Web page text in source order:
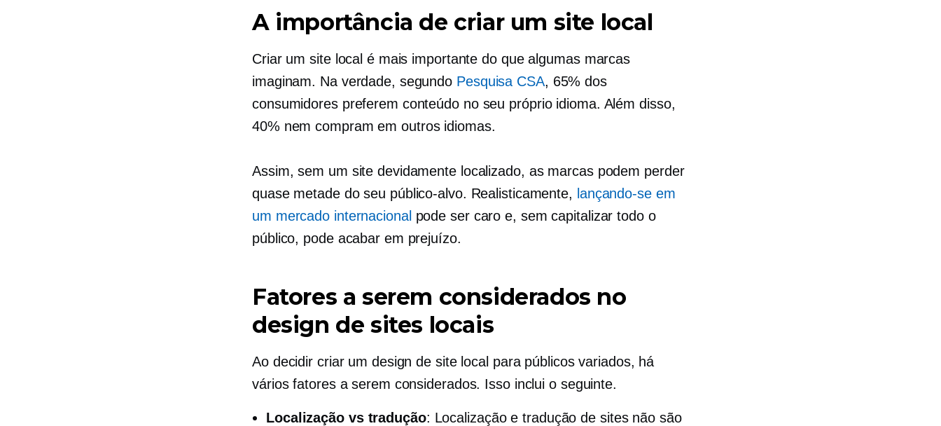
A importância de criar um site local
Criar um site local é mais importante do que algumas marcas
imaginam. Na verdade, segundo Pesquisa CSA, 65% dos
consumidores preferem conteúdo no seu próprio idioma. Além disso,
40% nem compram em outros idiomas.
Assim, sem um site devidamente localizado, as marcas podem perder
quase metade do seu público-alvo. Realisticamente, lançando-se em
um mercado internacional pode ser caro e, sem capitalizar todo o
público, pode acabar em prejuízo.
Fatores a serem considerados no
design de sites locais
Ao decidir criar um design de site local para públicos variados, há
vários fatores a serem considerados. Isso inclui o seguinte.
Localização vs tradução: Localização e tradução de sites não são